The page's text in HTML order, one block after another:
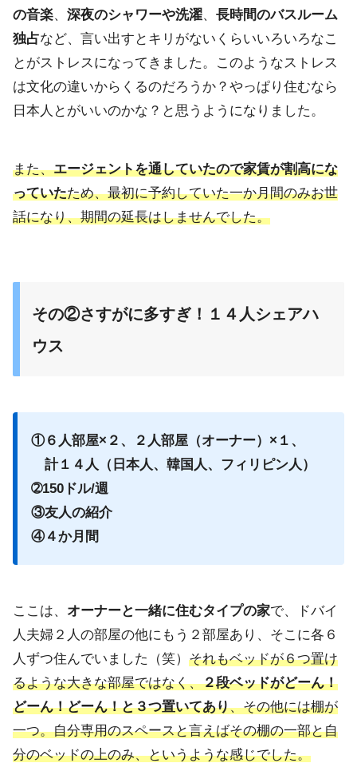
の音楽、 深夜のシャワーや洗濯、 長時間のバスルーム
独占など、言い出すとキリがないくらいいろいろなこ
とがストレスになってきました。このようなストレス
は文化の違いからくるのだろうか？やっぱり住むなら
日本人とがいいのかな？ と思うようになりました。
また、エージェントを通していたので家賃が割高にな
っていたため、最初に予約していた一か月間のみお世
話になり、期間の延長はしませんでした。
その②さすがに多すぎ！１４人シェアハ
ウス
①６人部屋×２、２人部屋（オーナー）×１、
計１４人（日本人、韓国人、フィリピン人）
➁150ドル/週
③友人の紹介
④４か月間
ここは、 オーナーと一緒に住むタイプの家で、
ドバイ
人夫婦２人の部屋の他にもう２部屋あり、 そこに各６
人ずつ住んでいました（笑） それもベッドが６つ置け
るような大きな部屋ではなく、２段ベッドがどーん！
どーん！どーん！と３つ置いてあり、その他には棚が
一つ。自分専用のスペースと言えばその棚の一部と自
分のベッドの上のみ、というような感じでした。